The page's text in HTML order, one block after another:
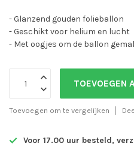
- Glanzend gouden folieballon
- Geschikt voor helium en lucht
- Met oogjes om de ballon
TOEVOEGEN
Toevoegen om te vergelijken
Voor 17.00 uur besteld,